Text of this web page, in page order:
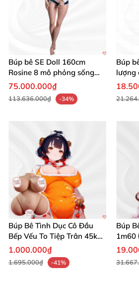
Búp bê SE Doll 160cm
Rosine 8 mô phỏng sống
động chân thật, quà tặng
75.000.000₫
113.636.000₫ -34%
Búp
lượng
hoàn
Búp Bê Tình Dục Cô Đầu
Bếp Vếu To Tiệp Trân 45kg
Mua Ngay
1.000.000₫
1.695.000₫ -41%
Búp
1m60
TPE